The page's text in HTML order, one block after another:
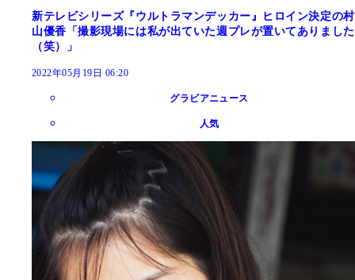
新テレビシリーズ『ウルトラマンデッカー』ヒロイン決定の村
山優香「撮影現場には私が出ていた週プレが置いてありました
（笑）」
2022年05月19日 06:20
グラビアニュース
人気